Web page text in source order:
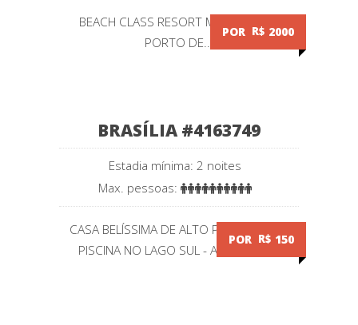
BEACH CLASS RESORT MURO ALTO -
PORTO DE...
POR R$ 2000
BRASÍLIA #4163749
Estadia mínima: 2 noites
Max. pessoas:
CASA BELÍSSIMA DE ALTO PADRÃO COM
PISCINA NO LAGO SUL - ALTIPLANO...
POR R$ 150